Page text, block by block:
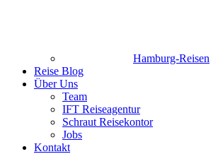
Hamburg-Reisen
Reise Blog
Über Uns
Team
IFT Reiseagentur
Schraut Reisekontor
Jobs
Kontakt